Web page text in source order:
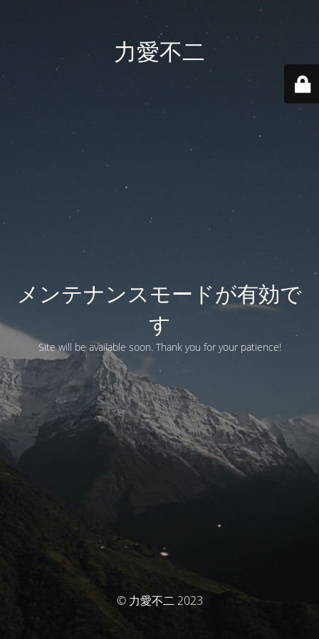
力愛不二
メンテナンスモードが有効で
す
Site will be available soon. Thank you for your patience!
© 力愛不二 2023